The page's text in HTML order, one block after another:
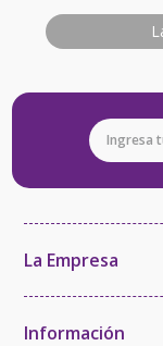
La Empresa
Información